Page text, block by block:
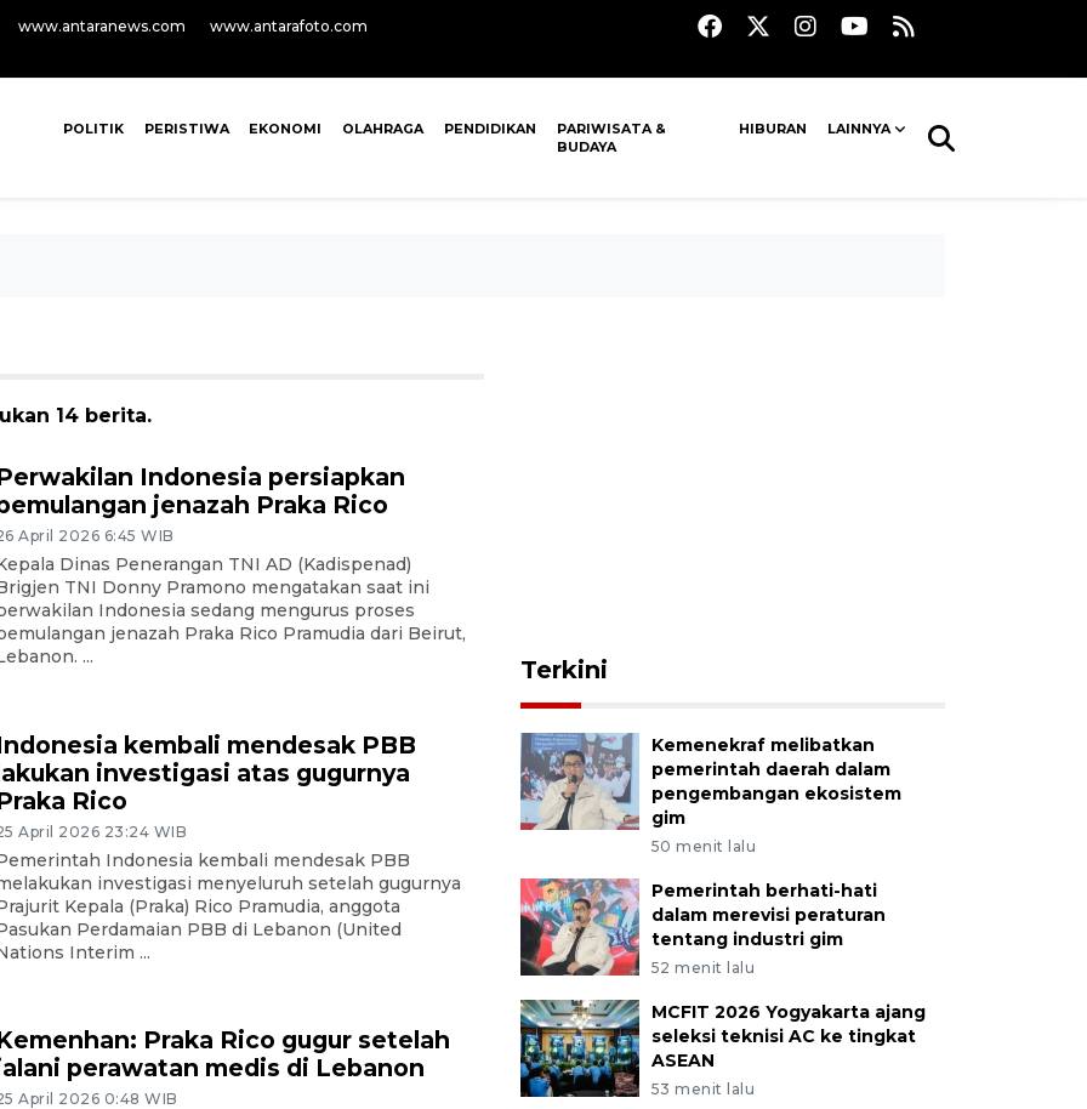
www.antaranews.com www.antarafoto.com
POLITIK PERISTIWA EKONOMI OLAHRAGA PENDIDIKAN
PARIWISATA &
BUDAYA
HIBURAN LAINNYA
14 berita.
Indonesia persiapkan
jenazah Praka Rico
April 2026 6:45 WIB
Dinas Penerangan TNI AD (Kadispenad)
TNI Donny Pramono mengatakan saat ini
Indonesia sedang mengurus proses
jenazah Praka Rico Pramudia dari Beirut,
...
kembali mendesak PBB
investigasi atas gugurnya
Rico
April 2026 23:24 WIB
Indonesia kembali mendesak PBB
investigasi menyeluruh setelah gugurnya
Kepala (Praka) Rico Pramudia, anggota
Perdamaian PBB di Lebanon (United
Interim ...
Praka Rico gugur setelah
perawatan medis di Lebanon
April 2026 0:48 WIB
Terkini
Kemenekraf melibatkan
pemerintah daerah dalam
pengembangan ekosistem
gim
50 menit lalu
Pemerintah berhati-hati
dalam merevisi peraturan
tentang industri gim
52 menit lalu
MCFIT 2026 Yogyakarta ajang
seleksi teknisi AC ke tingkat
ASEAN
53 menit lalu